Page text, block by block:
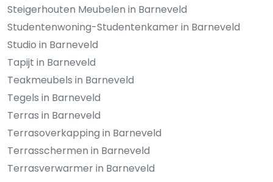
Steigerhouten Meubelen in Barneveld
Studentenwoning-Studentenkamer in Barneveld
Studio in Barneveld
Tapijt in Barneveld
Teakmeubels in Barneveld
Tegels in Barneveld
Terras in Barneveld
Terrasoverkapping in Barneveld
Terrasschermen in Barneveld
Terrasverwarmer in Barneveld